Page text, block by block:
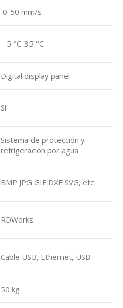
0-50 mm/s
5 °C-35 °C
Digital display panel
Sí
Sistema de protección y
refrigeración por agua
BMP JPG GIF DXF SVG, etc
RDWorks
Cable USB, Ethernet, USB
50 kg